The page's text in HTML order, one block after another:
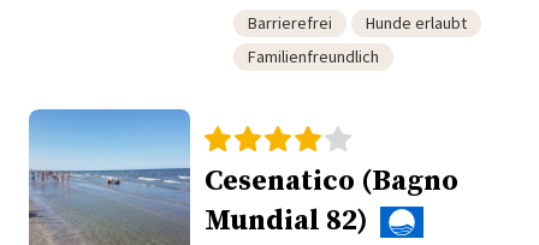
Barrierefrei
Hunde erlaubt
Familienfreundlich
Cesenatico (Bagno
Mundial 82)